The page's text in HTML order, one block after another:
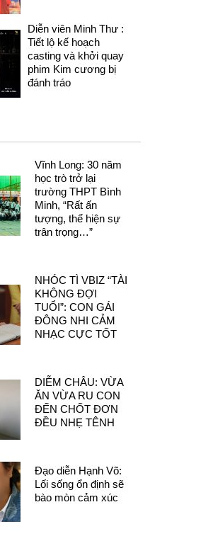
Diễn viên Minh Thư :
Tiết lộ kế hoạch
casting và khởi quay
phim Kim cương bị
đánh tráo
Vĩnh Long: 30 năm
học trò trở lại
trường THPT Bình
Minh, “Rất ấn
tượng, thể hiện sự
trân trọng…”
NHÓC TÌ VBIZ “TÀI
KHÔNG ĐỢI
TUỔI”: CON GÁI
ĐÔNG NHI CẢM
NHẠC CỰC TỐT
DIỄM CHÂU: VỪA
ĂN VỪA RU CON
ĐẾN CHỐT ĐƠN
ĐỀU NHẸ TÊNH
Đạo diễn Hạnh Võ:
Lối sống ổn định sẽ
bào mòn cảm xúc